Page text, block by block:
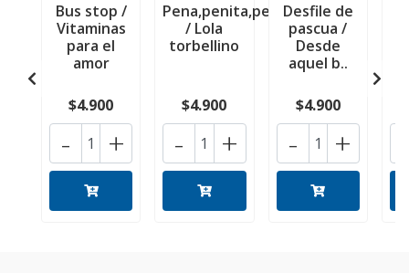
Bus stop /
Vitaminas
para el
amor
$4.900
+
-
Pena,penita,pena
/ Lola
torbellino
$4.900
+
-
Desfile de
pascua /
Desde
aquel b..
$4.900
+
-